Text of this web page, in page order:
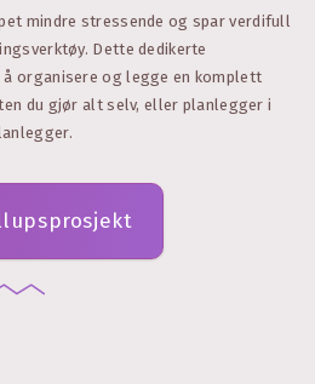
mindre stressende og spar verdifull
Dette dedikerte
organisere og legge en komplett
du gjør alt selv, eller planlegger i